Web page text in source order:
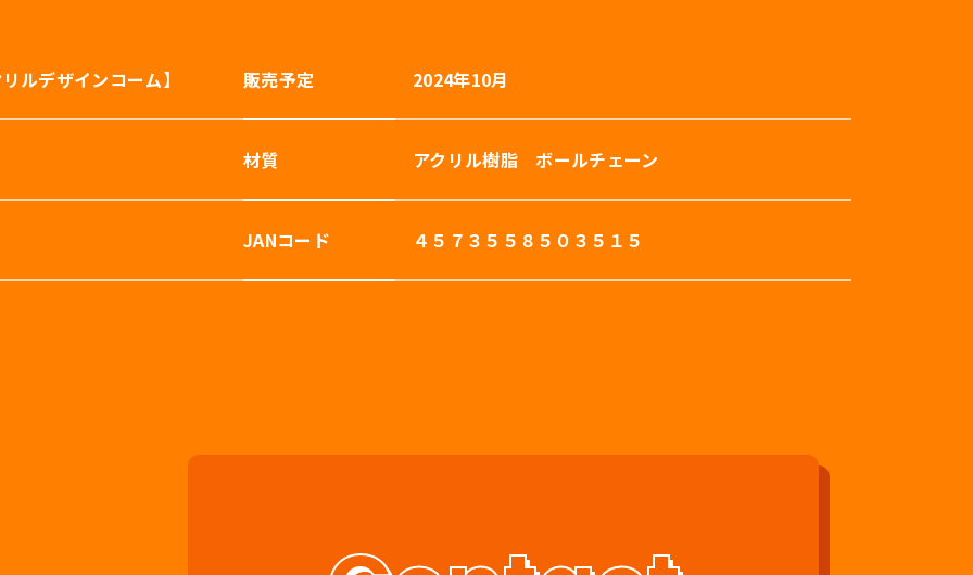
ルデザインコーム】 販売予定 2024年10月
材質 アクリル樹脂 ボールチェーン
JANコード ４５７３５５８５０３５１５